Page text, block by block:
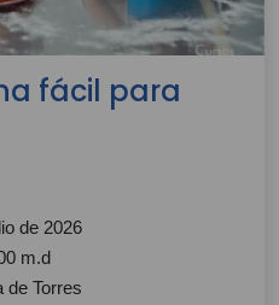
fácil para
de 2026
m.d
de Torres